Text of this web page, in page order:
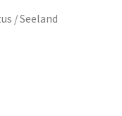
/ Seeland